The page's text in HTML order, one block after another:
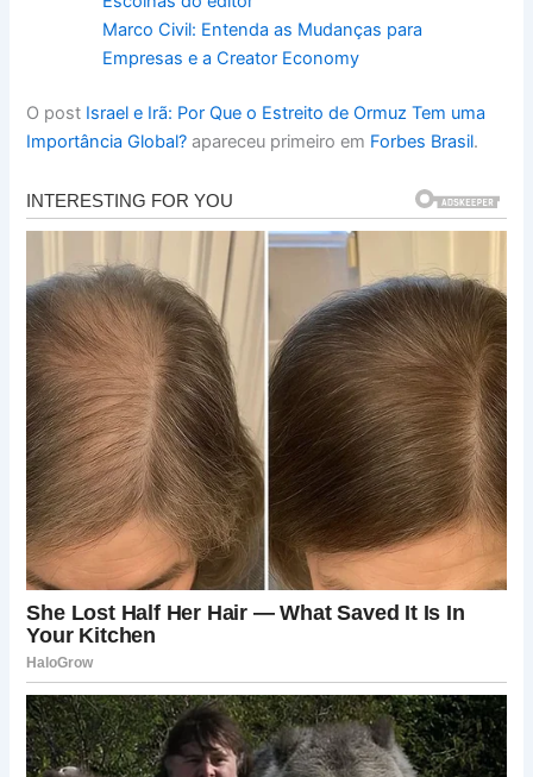
Marco Civil: Entenda as Mudanças para
Empresas e a Creator Economy
O post Israel e Irã: Por Que o Estreito de Ormuz Tem uma
Importância Global? apareceu primeiro em Forbes Brasil.